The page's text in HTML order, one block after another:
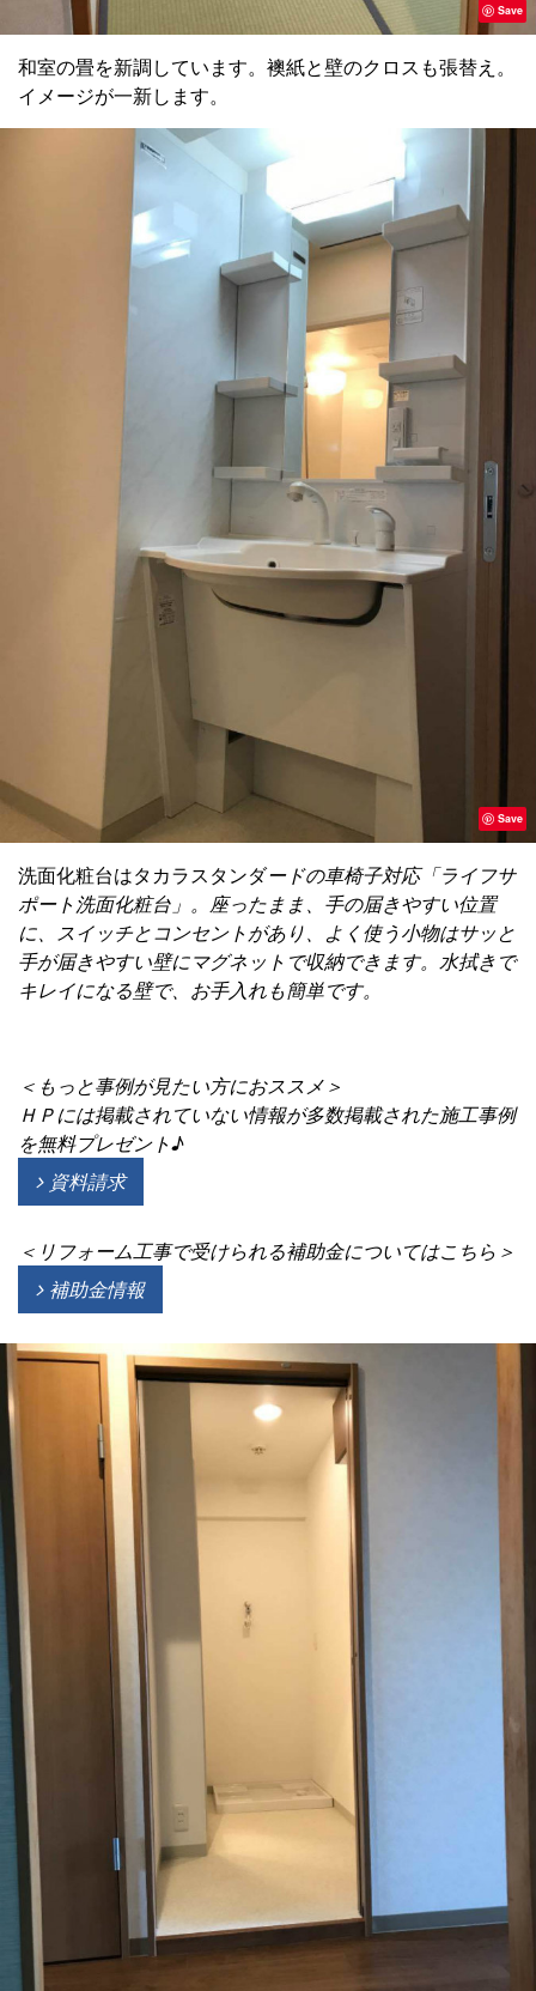
Save
和室の畳を新調しています。襖紙と壁のクロスも張替え。
イメージが一新します。
Save
洗面化粧台はタカラスタンダードの車椅子対応「ライフサ
ポート洗面化粧台」。座ったまま、手の届きやすい位置
に、スイッチとコンセントがあり、よく使う小物はサッと
手が届きやすい壁にマグネットで収納できます。水拭きで
キレイになる壁で、お手入れも簡単です。
＜もっと事例が見たい方におススメ＞
ＨＰには掲載されていない情報が多数掲載された施工事例
を無料プレゼント♪
資料請求
＜リフォーム工事で受けられる補助金についてはこちら＞
補助金情報